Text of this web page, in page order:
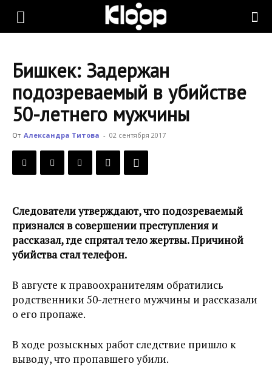
KLOOP.KG
Новости
Кыргызстана
Бишкек: Задержан
подозреваемый в убийстве
50-летнего мужчины
От Александра Титова - 02 сентября 2017
Следователи утверждают, что подозреваемый
признался в совершении преступления и
рассказал, где спрятал тело жертвы. Причиной
убийства стал телефон.
В августе к правоохранителям обратились
родственники 50-летнего мужчины и рассказали
о его пропаже.
В ходе розыскных работ следствие пришло к
выводу, что пропавшего убили.